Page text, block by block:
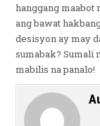
hanggang maabot
ang bawat
desisyon ay may
sumabak? Sumali
mabilis na panalo!